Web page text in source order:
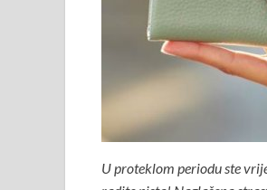
U proteklom periodu ste